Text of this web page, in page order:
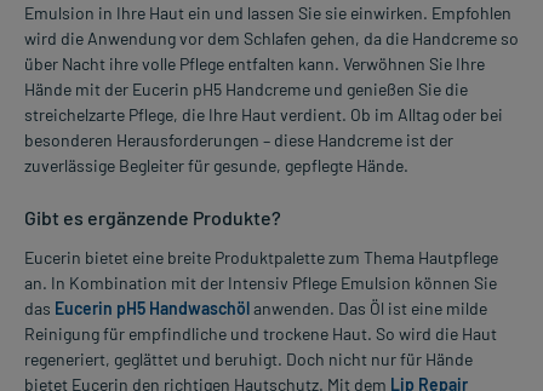
Emulsion in Ihre Haut ein und lassen Sie sie einwirken. Empfohlen
wird die Anwendung vor dem Schlafen gehen, da die Handcreme so
über Nacht ihre volle Pflege entfalten kann. Verwöhnen Sie Ihre
Hände mit der Eucerin pH5 Handcreme und genießen Sie die
streichelzarte Pflege, die Ihre Haut verdient. Ob im Alltag oder bei
besonderen Herausforderungen – diese Handcreme ist der
zuverlässige Begleiter für gesunde, gepflegte Hände.
Gibt es ergänzende Produkte?
Eucerin bietet eine breite Produktpalette zum Thema Hautpflege
an. In Kombination mit der Intensiv Pflege Emulsion können Sie
das Eucerin pH5 Handwaschölanwenden. Das Öl ist eine milde
Reinigung für empfindliche und trockene Haut. So wird die Haut
regeneriert, geglättet und beruhigt. Doch nicht nur für Hände
bietet Eucerin den richtigen Hautschutz. Mit dem Lip Repair